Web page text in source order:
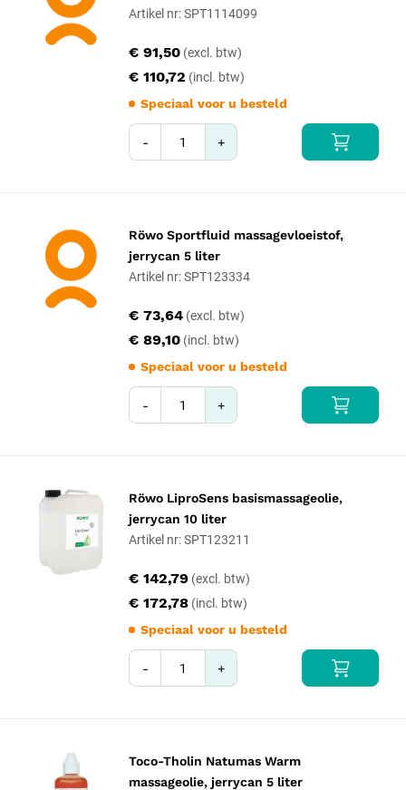
Artikel nr: SPT1114099
€ 110,72
€ 91,50
Speciaal voor u besteld
- +
Röwo Sportfluid massagevloeistof,
jerrycan 5 liter
Artikel nr: SPT123334
€ 89,10
€ 73,64
Speciaal voor u besteld
- +
Röwo LiproSens basismassageolie,
jerrycan 10 liter
Artikel nr: SPT123211
€ 172,78
€ 142,79
Speciaal voor u besteld
- +
Toco-Tholin Natumas Warm
massageolie, jerrycan 5 liter